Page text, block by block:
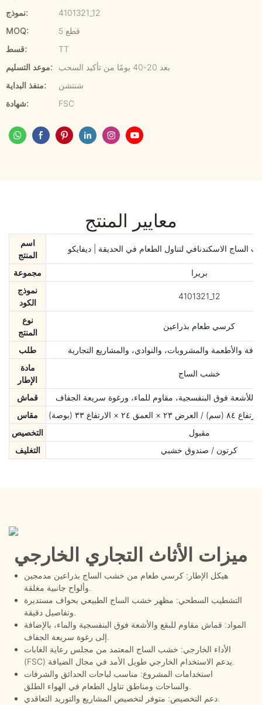
نموذج:
4101321_12
MOQ:
5 قطع
قسط:
TT
موعد التسليم:
بعد 20-40 يومًا من تأكيد السحب
منفذ البداية:
شنتشن
شهادة:
FSC
معايير المنتج
اسم
المنتج
الاسكندنافي لتناول الطعام في الحديقة | ديفايكو
مجموعة
بريرا
نموذج
الكود
4101321_12
نوع
المنتج
كرسي طعام بذراعين
طلب
والأطعمة والمشروبات، والنوادي، والمشاريع التجارية
مادة
الإطار
خشب الساج
قماش
للأشعة فوق البنفسجية، مقاوم للماء، ورغوة سريعة الجفاف
مقاس
التخصيص
مقبول
التغليف
كرتون / صندوق خشبي
ميزات الأثاث التجاري الخارجي
هيكل الإطار: كرسي طعام من خشب الساج بذراعين مدمجين
وألواح جانبية مغلقة.
التشطيب السطحي: مظهر خشب الساج الطبيعي بحواف مستديرة
وتفاصيل دقيقة.
المواد: قماش مقاوم للبقع والأشعة فوق البنفسجية والماء، بالإضافة
إلى رغوة سريعة الجفاف.
الأداء الخارجي: خشب الساج المعتمد من مجلس رعاية الغابات
(FSC) يدعم الاستخدام الخارجي طويل الأمد في مجال الضيافة.
استخدامات المشروع: مناسب لباحات الحدائق والشرفات
والساحات ومناطق تناول الطعام في الهواء الطلق.
دعم التخصيص: متوفر لتخصيص المشاريع والتوريد التعاقدي.